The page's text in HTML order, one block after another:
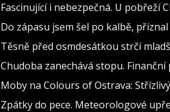
Fascinující i nebezpečná. U pobřeží
Do zápasu jsem šel po kalbě,
Těsně před osmdesátkou strčí
Chudoba zanechává stopu.
Moby na Colours of Ostrava:
Zpátky do pece. Meteorologové